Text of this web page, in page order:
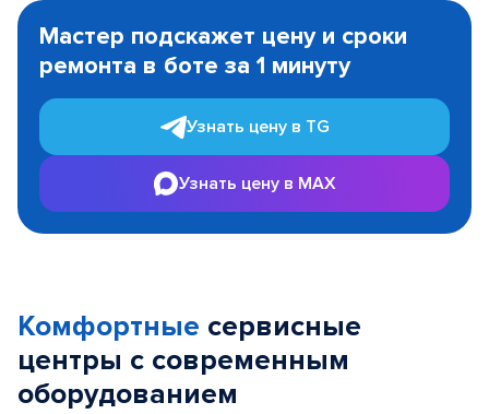
1
Мастер подскажет цену и сроки
ремонта в боте за 1 минуту
Узнать цену в TG
Узнать цену в MAX
Комфортные сервисные
центры с современным
оборудованием